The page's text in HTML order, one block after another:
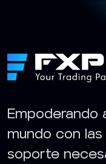
Empoderando
mundo con
soporte